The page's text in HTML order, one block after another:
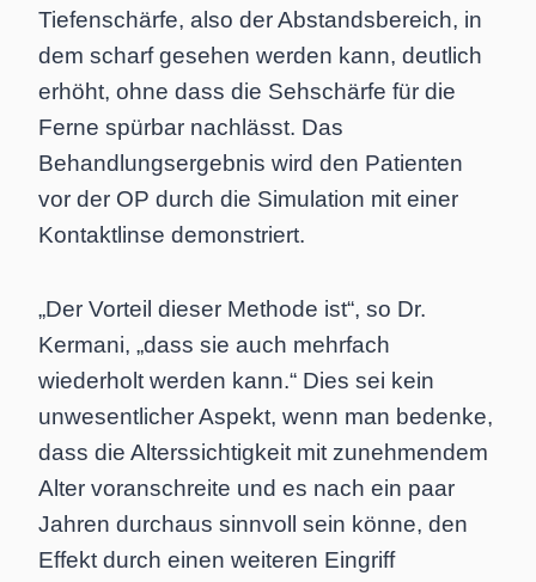
Tiefenschärfe, also der Abstandsbereich, in
dem scharf gesehen werden kann, deutlich
erhöht, ohne dass die Sehschärfe für die
Ferne spürbar nachlässt. Das
Behandlungsergebnis wird den Patienten
vor der OP durch die Simulation mit einer
Kontaktlinse demonstriert.
„Der Vorteil dieser Methode ist“, so Dr.
Kermani, „dass sie auch mehrfach
wiederholt werden kann.“ Dies sei kein
unwesentlicher Aspekt, wenn man bedenke,
dass die Alterssichtigkeit mit zunehmendem
Alter voranschreite und es nach ein paar
Jahren durchaus sinnvoll sein könne, den
Effekt durch einen weiteren Eingriff